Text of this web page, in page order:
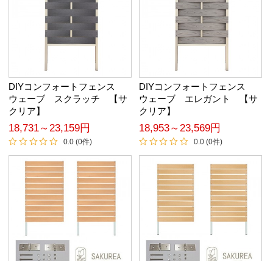
DIYコンフォートフェンス
ウェーブ スクラッチ 【サ
クリア】
18,731～23,159円
0.0 (0件)
DIYコンフォートフェンス
ウェーブ エレガント 【サ
クリア】
18,953～23,569円
0.0 (0件)